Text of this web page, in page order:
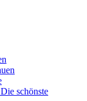
schönste